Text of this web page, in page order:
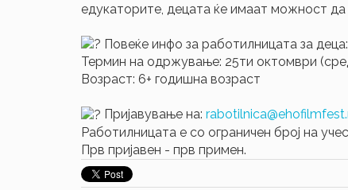
едукаторите, децата ќе имаат можност да
Повеќе инфо за работилницата за деца:
Термин на одржување: 25ти октомври
Возраст: 6+ годишна возраст
Пријавување на:
Работилницата е со ограничен број на
Прв пријавен - прв примен.